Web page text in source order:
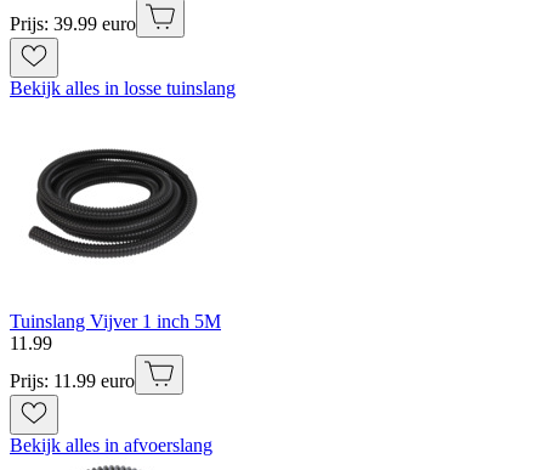
Prijs: 39.99 euro
Bekijk alles in losse tuinslang
Tuinslang Vijver 1 inch 5M
11 .99
Prijs: 11.99 euro
Bekijk alles in afvoerslang